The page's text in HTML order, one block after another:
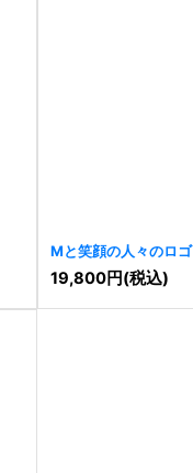
Mと笑顔の人々のロゴ
19,800円(税込)